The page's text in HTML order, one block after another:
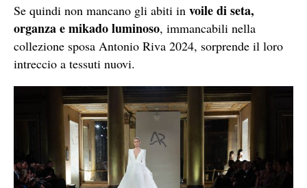
Se quindi non mancano gli abiti in voile di seta,
organza e mikado luminoso, immancabili nella
collezione sposa Antonio Riva 2024, sorprende il loro
intreccio a tessuti nuovi.